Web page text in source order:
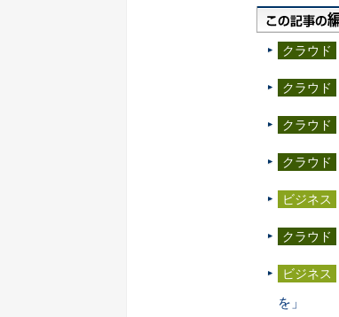
クラウド
クラウド
クラウド
クラウド
ビジネス
クラウド
ビジネス
を」